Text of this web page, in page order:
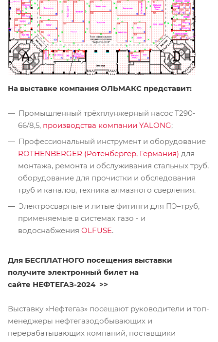
На выставке компания ОЛЬМАКС представит:
Промышленный трёхплунжерный насос T290-
66/8,5, производства компании YALONG;
Профессиональный инструмент и оборудование
ROTHENBERGER (Ротенбергер, Германия) для
монтажа, ремонта и обслуживания стальных труб,
оборудование для прочистки и обследования
труб и каналов, техника алмазного сверления.
Электросварные и литые фитинги для ПЭ–труб,
применяемые в системах газо - и
водоснабжения OLFUSE.
Для БЕСПЛАТНОГО посещения выставки
получите электронный билет на
сайте НЕФТЕГАЗ-2024>>
Выставку «Нефтегаз» посещают руководители и топ-
менеджеры нефтегазодобывающих и
перерабатывающих компаний, поставщики